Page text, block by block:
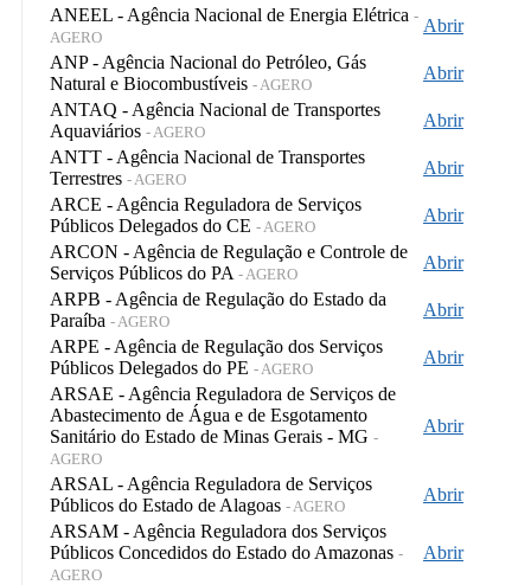
ANEEL - Agência Nacional de Energia Elétrica -
AGERO
Abrir
ANP - Agência Nacional do Petróleo, Gás
Natural e Biocombustíveis - AGERO
Abrir
ANTAQ - Agência Nacional de Transportes
Aquaviários - AGERO
Abrir
ANTT - Agência Nacional de Transportes
Terrestres - AGERO
Abrir
ARCE - Agência Reguladora de Serviços
Públicos Delegados do CE - AGERO
Abrir
ARCON - Agência de Regulação e Controle de
Serviços Públicos do PA - AGERO
Abrir
ARPB - Agência de Regulação do Estado da
Paraíba - AGERO
Abrir
ARPE - Agência de Regulação dos Serviços
Públicos Delegados do PE - AGERO
Abrir
ARSAE - Agência Reguladora de Serviços de
Abastecimento de Água e de Esgotamento
Sanitário do Estado de Minas Gerais - MG -
AGERO
Abrir
ARSAL - Agência Reguladora de Serviços
Públicos do Estado de Alagoas - AGERO
Abrir
ARSAM - Agência Reguladora dos Serviços
Públicos Concedidos do Estado do Amazonas -
AGERO
Abrir